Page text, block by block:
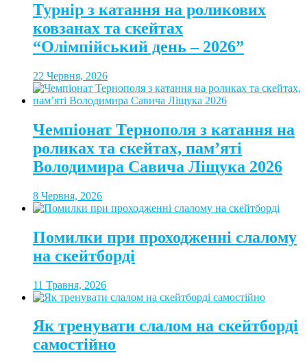
Турнір з катання на роликових
ковзанах та скейтах
“Олімпійський день – 2026”
22 Червня, 2026
Чемпіонат Тернополя з катання на
роликах та скейтах, пам’яті
Володимира Савича Ліщука 2026
8 Червня, 2026
Помилки при проходженні слалому
на скейтборді
11 Травня, 2026
Як тренувати слалом на скейтборді
самостійно